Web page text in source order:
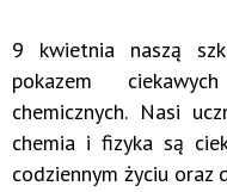
9 kwietnia naszą
pokazem
chemicznych. Nasi
chemia i fizyka są
codziennym życiu oraz